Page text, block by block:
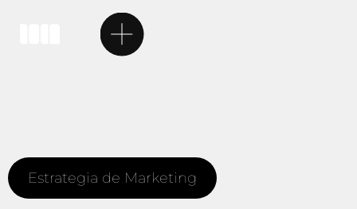
Estrategia de Marketing